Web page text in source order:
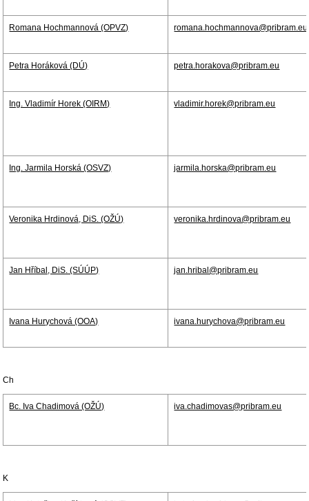
Romana Hochmannová (OPVZ) romana.hochmannova@pribram.eu
Petra Horáková (DÚ) petra.horakova@pribram.eu
Ing. Vladimír Horek (OIRM) vladimir.horek@pribram.eu
Ing. Jarmila Horská (OSVZ) jarmila.horska@pribram.eu
Veronika Hrdinová, DiS. (OŽÚ) veronika.hrdinova@pribram.eu
Jan Hříbal, DiS. (SÚÚP) jan.hribal@pribram.eu
Ivana Hurychová (OOA) ivana.hurychova@pribram.eu
Ch
Bc. Iva Chadimová (OŽÚ) iva.chadimovas@pribram.eu
K